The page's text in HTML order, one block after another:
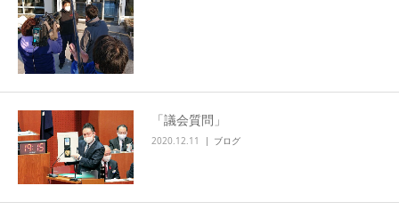
「議会質問」
2020.12.11 ブログ